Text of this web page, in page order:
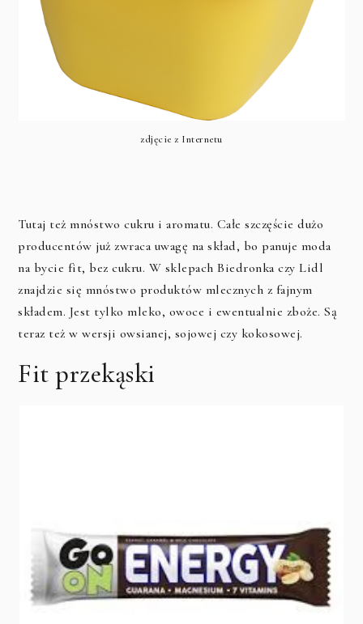
zdjęcie z Internetu
Tutaj też mnóstwo cukru i aromatu. Całe szczęście dużo
producentów już zwraca uwagę na skład, bo panuje moda
na bycie fit, bez cukru. W sklepach Biedronka czy Lidl
znajdzie się mnóstwo produktów mlecznych z fajnym
składem. Jest tylko mleko, owoce i ewentualnie zboże. Są
teraz też w wersji owsianej, sojowej czy kokosowej.
Fit przekąski